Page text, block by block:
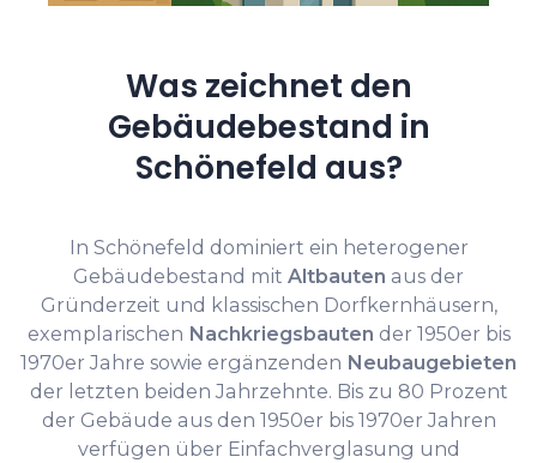
Was zeichnet den
Gebäudebestand in
Schönefeld aus?
In Schönefeld dominiert ein heterogener
Gebäudebestand mit Altbauten aus der
Gründerzeit und klassischen Dorfkernhäusern,
exemplarischen Nachkriegsbauten der 1950er bis
1970er Jahre sowie ergänzenden Neubaugebieten
der letzten beiden Jahrzehnte. Bis zu 80 Prozent
der Gebäude aus den 1950er bis 1970er Jahren
verfügen über Einfachverglasung und